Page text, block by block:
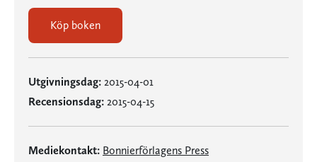
Köp boken
Utgivningsdag: 2015-04-01
Recensionsdag: 2015-04-15
Mediekontakt: Bonnierförlagens Press